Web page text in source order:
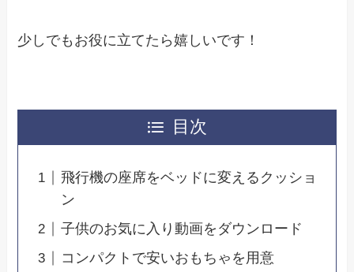
少しでもお役に立てたら嬉しいです！
目次
飛行機の座席をベッドに変えるクッショ
ン
子供のお気に入り動画をダウンロード
コンパクトで安いおもちゃを用意